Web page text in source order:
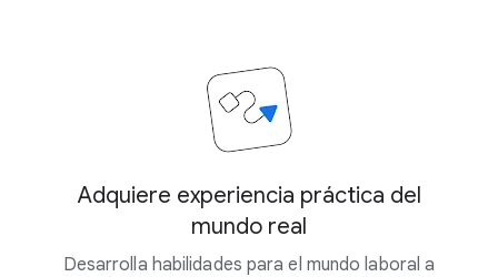
Adquiere experiencia práctica del
mundo real
Desarrolla habilidades para el mundo laboral a